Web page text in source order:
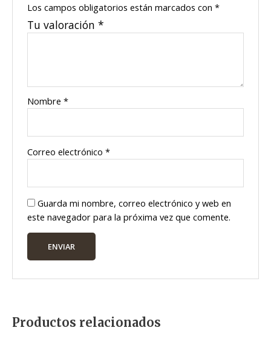
Los campos obligatorios están marcados con*
Tu valoración*
Nombre*
Correo electrónico*
Guarda mi nombre, correo electrónico y web en
este navegador para la próxima vez que comente.
Productos relacionados